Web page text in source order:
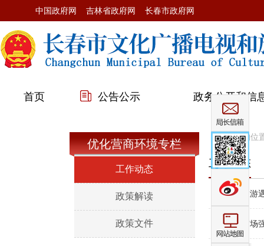
中国政府网 吉林省政府网 长春市政府网
首页 公告公示 政务公开和信
优化营商环境专栏
工作动态
政策解读
政策文件
您当前的位
工作动态
>>跟团旅游
>>旅游市场